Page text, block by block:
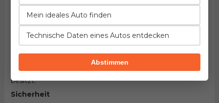
Fahrzeuge handelt! Hier könnten die Details entscheiden.
Wenn wir in Betracht nehmen, dass die beiden
Geländewagen sind und 5 Türer SUV Karosserieform und
Vorderradantrieb haben, wird alles von konkreten
Aggregaten abhängen die durch diesel bewegt werden.
Unter der Haube des ersten befindet sich der Motor
entwickelt von Mazda, 4-zylindrisches Aggregat mit 16
Ventilen und 116PS , wobei der andere 4-zylindrisches
Aggregat mit 16 Ventilen und 120PS Produkt von FIAT
besitzt.
Sicherheit
Mein ideales Auto finden
Technische Daten eines Autos entdecken
Abstimmen